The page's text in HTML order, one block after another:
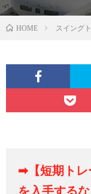
HOME スイング
➡【短期トレ
を入手するな